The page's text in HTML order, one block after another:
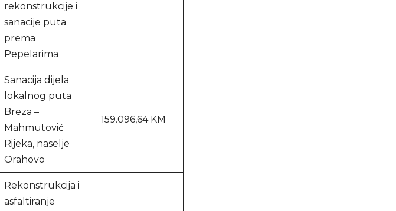
rekonstrukcije i
sanacije puta
prema
Pepelarima
Sanacija dijela
lokalnog puta
Breza –
Mahmutović
Rijeka, naselje
Orahovo
159.096,64 KM
Rekonstrukcija i
asfaltiranje